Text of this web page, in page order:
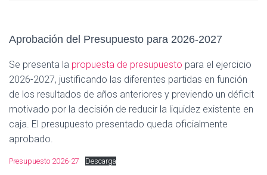
Aprobación del Presupuesto para 2026-2027
Se presenta la propuesta de presupuesto para el ejercicio
2026-2027, justificando las diferentes partidas en función
de los resultados de años anteriores y previendo un déficit
motivado por la decisión de reducir la liquidez existente en
caja. El presupuesto presentado queda oficialmente
aprobado.
Presupuesto 2026-27 Descarga